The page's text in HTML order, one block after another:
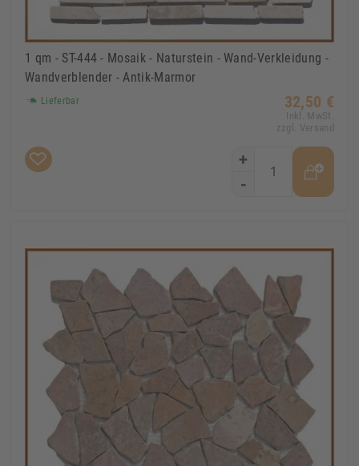
1 qm - ST-444 - Mosaik - Naturstein - Wand-Verkleidung -
Wandverblender - Antik-Marmor
Lieferbar 32,50 €
Inkl. MwSt.
zzgl. Versand
+
-